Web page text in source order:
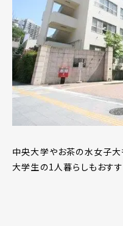
中央大学やお茶の水女子大
大学生の1人暮らしもおす